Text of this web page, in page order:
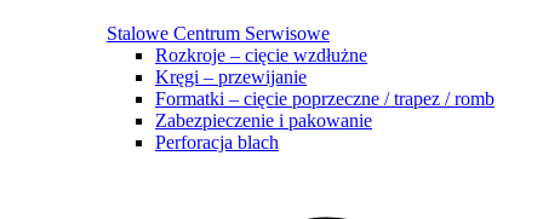
Stalowe Centrum Serwisowe
Rozkroje – cięcie wzdłużne
Kręgi – przewijanie
Formatki – cięcie poprzeczne / trapez / romb
Zabezpieczenie i pakowanie
Perforacja blach